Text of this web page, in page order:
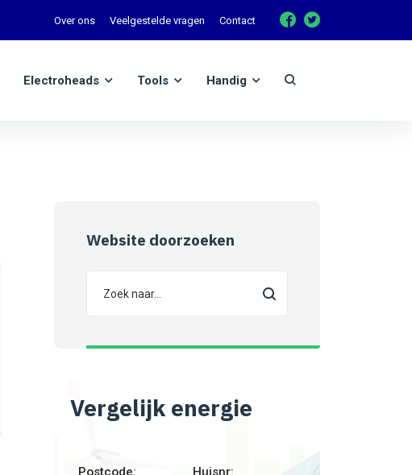
Over ons Veelgestelde vragen Contact
Electroheads Tools Handig
Website doorzoeken
Vergelijk energie
Postcode: Huisnr: